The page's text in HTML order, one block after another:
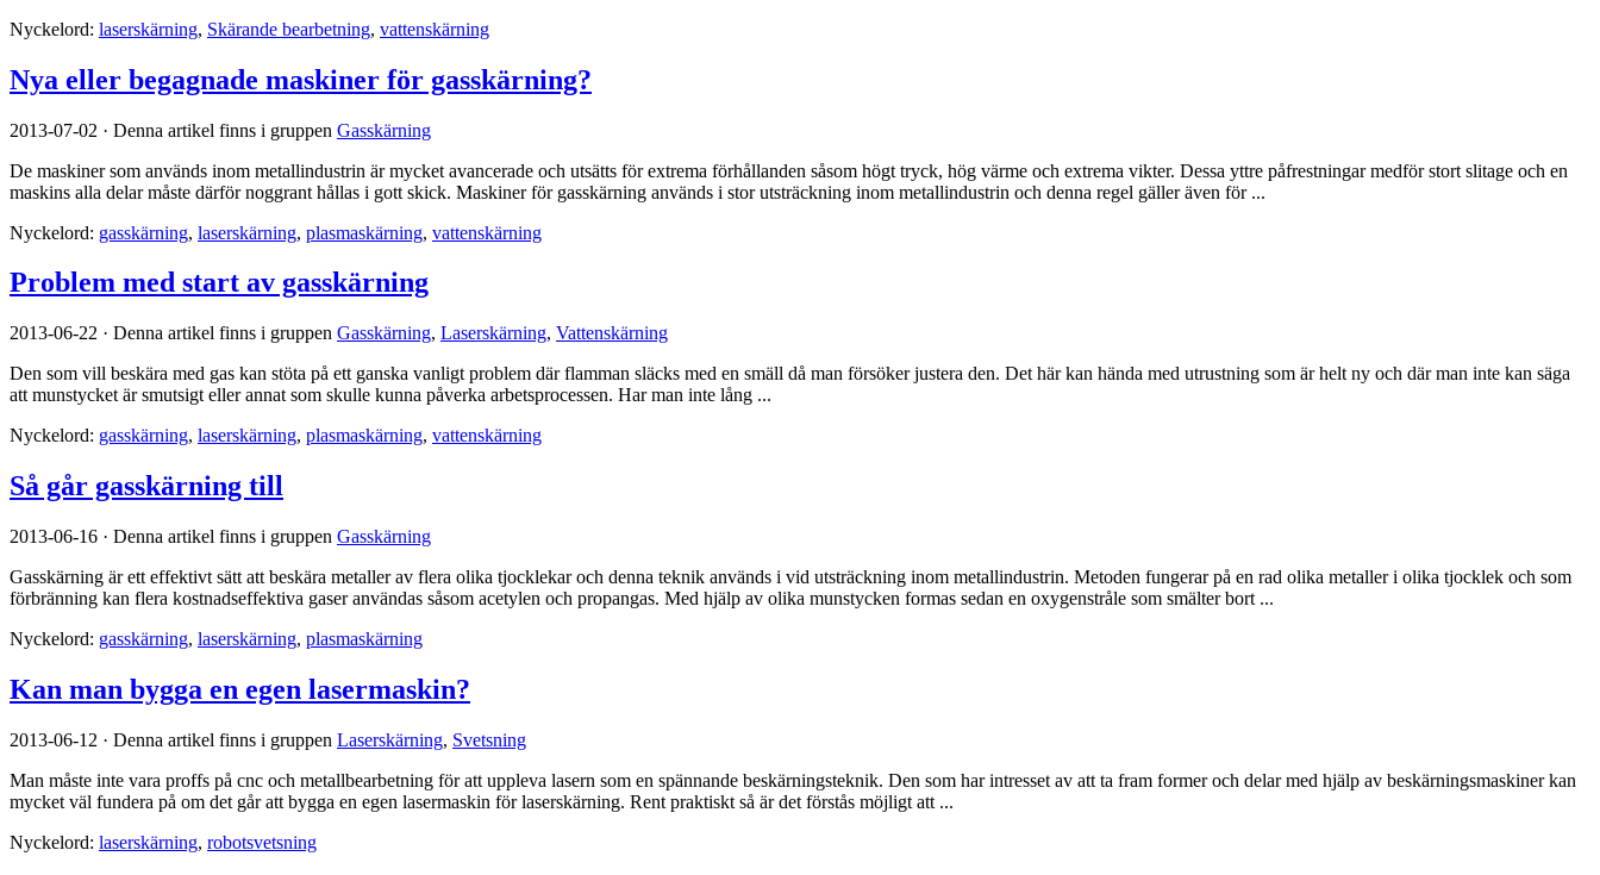
Nyckelord: laserskärning, Skärande bearbetning, vattenskärning
Nya eller begagnade maskiner för gasskärning?
2013-07-02 · Denna artikel finns i gruppen Gasskärning
De maskiner som används inom metallindustrin är mycket avancerade och utsätts för extrema förhållanden såsom högt tryck, hög värme och extrema vikter. Dessa yttre påfrestningar medför stort slitage och en
maskins alla delar måste därför noggrant hållas i gott skick. Maskiner för gasskärning används i stor utsträckning inom metallindustrin och denna regel gäller även för ...
Nyckelord: gasskärning, laserskärning, plasmaskärning, vattenskärning
Problem med start av gasskärning
2013-06-22 · Denna artikel finns i gruppen Gasskärning, Laserskärning, Vattenskärning
Den som vill beskära med gas kan stöta på ett ganska vanligt problem där flamman släcks med en smäll då man försöker justera den. Det här kan hända med utrustning som är helt ny och där man inte kan säga
att munstycket är smutsigt eller annat som skulle kunna påverka arbetsprocessen. Har man inte lång ...
Nyckelord: gasskärning, laserskärning, plasmaskärning, vattenskärning
Så går gasskärning till
2013-06-16 · Denna artikel finns i gruppen Gasskärning
Gasskärning är ett effektivt sätt att beskära metaller av flera olika tjocklekar och denna teknik används i vid utsträckning inom metallindustrin. Metoden fungerar på en rad olika metaller i olika tjocklek och som
förbränning kan flera kostnadseffektiva gaser användas såsom acetylen och propangas. Med hjälp av olika munstycken formas sedan en oxygenstråle som smälter bort ...
Nyckelord: gasskärning, laserskärning, plasmaskärning
Kan man bygga en egen lasermaskin?
2013-06-12 · Denna artikel finns i gruppen Laserskärning, Svetsning
Man måste inte vara proffs på cnc och metallbearbetning för att uppleva lasern som en spännande beskärningsteknik. Den som har intresset av att ta fram former och delar med hjälp av beskärningsmaskiner kan
mycket väl fundera på om det går att bygga en egen lasermaskin för laserskärning. Rent praktiskt så är det förstås möjligt att ...
Nyckelord: laserskärning, robotsvetsning